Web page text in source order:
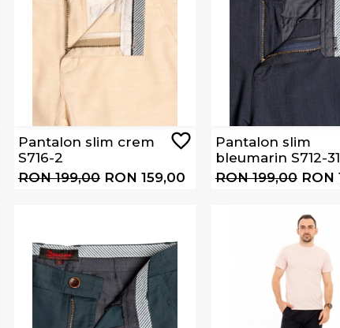
Pantalon slim crem
S716-2
RON 199,00 RON 159,00
Pantalon slim
bleumarin S712-31
RON 199,00 RON